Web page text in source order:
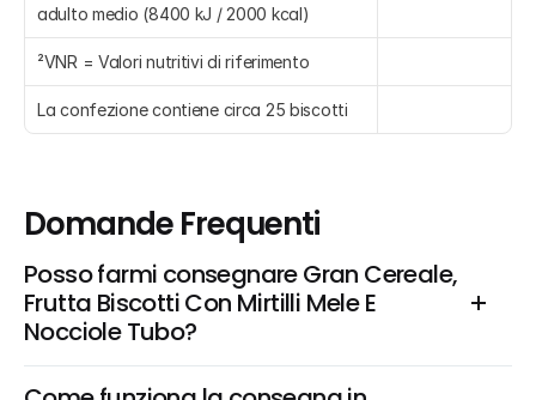
adulto medio (8400 kJ / 2000 kcal)
²VNR = Valori nutritivi di riferimento
La confezione contiene circa 25 biscotti
Domande Frequenti
Posso farmi consegnare Gran Cereale,
Frutta Biscotti Con Mirtilli Mele E
Nocciole Tubo?